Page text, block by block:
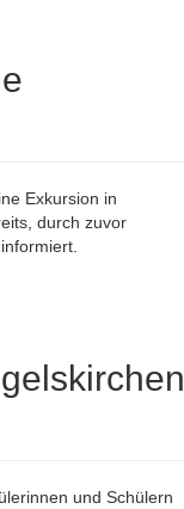
Exkursion in
durch zuvor
und Schülern